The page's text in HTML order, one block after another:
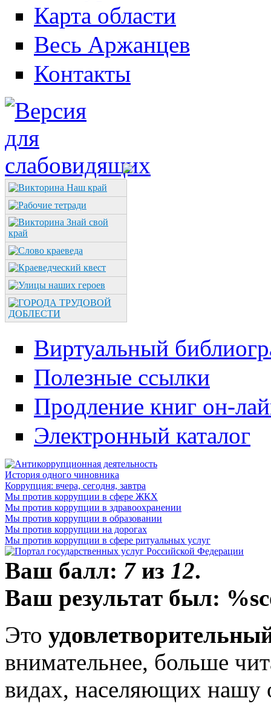
Карта области
Весь Аржанцев
Контакты
Виртуальный
Полезные ссылки
Продление книг он-
Электронный каталог
История одного чиновника
Коррупция: вчера, сегодня, завтра
Мы против коррупции в сфере ЖКХ
Мы против коррупции в здравоохранении
Мы против коррупции в образовании
Мы против коррупции на дорогах
Мы против коррупции в сфере ритуальных услуг
Ваш балл: 7из 12.
Ваш результат был:
Это
внимательнее, больше
видах, населяющих нашу